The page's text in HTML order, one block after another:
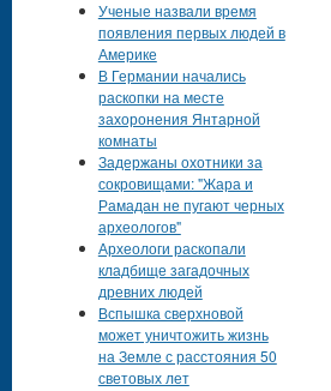
Ученые назвали время
появления первых людей в
Америке
В Германии начались
раскопки на месте
захоронения Янтарной
комнаты
Задержаны охотники за
сокровищами: "Жара и
Рамадан не пугают черных
археологов"
Археологи раскопали
кладбище загадочных
древних людей
Вспышка сверхновой
может уничтожить жизнь
на Земле с расстояния 50
световых лет